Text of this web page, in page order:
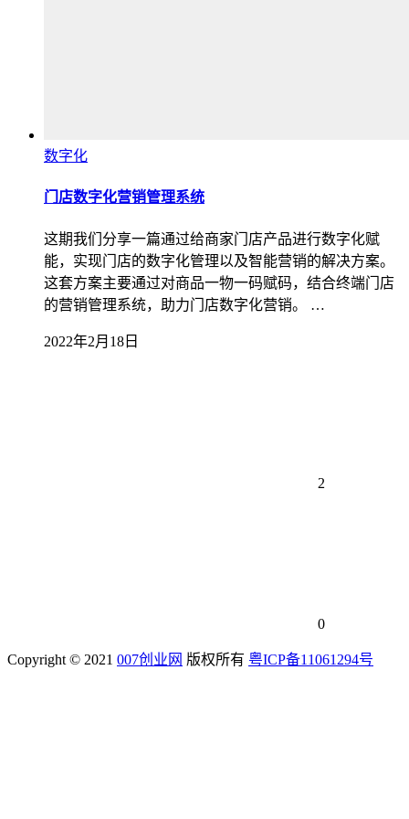
数字化
门店数字化营销管理系统
这期我们分享一篇通过给商家门店产品进行数字化赋
能，实现门店的数字化管理以及智能营销的解决方案。
这套方案主要通过对商品一物一码赋码，结合终端门店
的营销管理系统，助力门店数字化营销。 …
2022年2月18日
2
0
Copyright © 2021 007创业网 版权所有 粤ICP备11061294号